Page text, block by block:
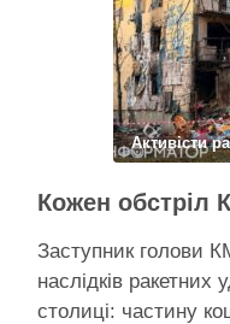
Активісти
Заступник голови
наслідків ракетних
столиці: частину